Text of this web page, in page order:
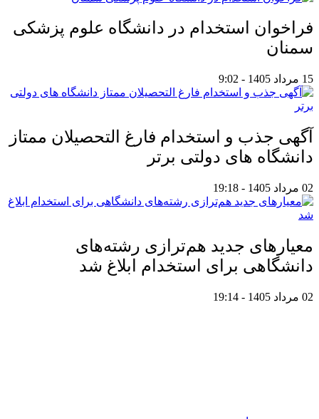
فراخوان استخدام در دانشگاه علوم پزشکی
سمنان
15 مرداد 1405 - 9:02
آگهی جذب و استخدام فارغ التحصیلان ممتاز
دانشگاه های دولتی برتر
02 مرداد 1405 - 19:18
معیار‌های جدید هم‌ترازی رشته‌های
دانشگاهی برای استخدام ابلاغ شد
02 مرداد 1405 - 19:14